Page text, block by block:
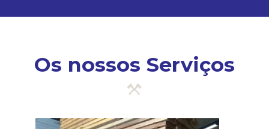
Os nossos Serviços